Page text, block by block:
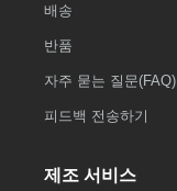
배송
반품
자주 묻는 질문(FAQ)
피드백 전송하기
제조 서비스